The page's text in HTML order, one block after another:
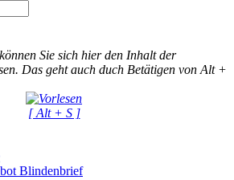
Sie sich hier den Inhalt der
Das geht auch duch Betätigen von Alt +
[ Alt + S ]
Blindenbrief